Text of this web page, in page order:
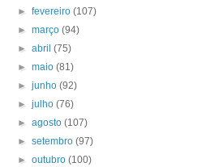
►fevereiro(107)
►março(94)
►abril(75)
►maio(81)
►junho(92)
►julho(76)
►agosto(107)
►setembro(97)
►outubro(100)